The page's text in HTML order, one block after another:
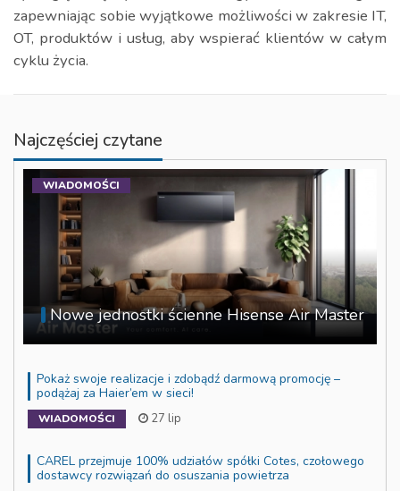
zapewniając sobie wyjątkowe możliwości w zakresie IT,
OT, produktów i usług, aby wspierać klientów w całym
cyklu życia.
Najczęściej czytane
Nowe jednostki ścienne Hisense Air Master
WIADOMOŚCI
Pokaż swoje realizacje i zdobądź darmową promocję –
podążaj za Haier’em w sieci!
WIADOMOŚCI 27 lip
CAREL przejmuje 100% udziałów spółki Cotes, czołowego
dostawcy rozwiązań do osuszania powietrza